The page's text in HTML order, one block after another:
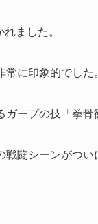
ました。
に印象的でした
ープの技「拳骨
闘シーンがつ